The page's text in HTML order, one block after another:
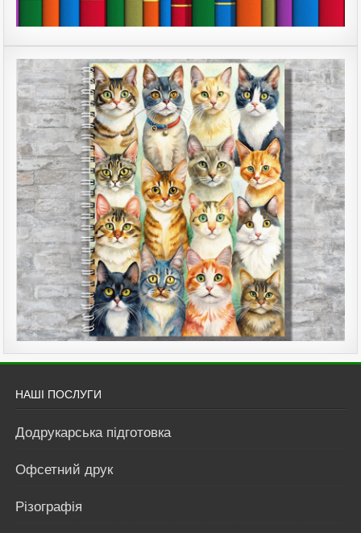
НАШІ ПОСЛУГИ
Додрукарська підготовка
Офсетний друк
Різографія